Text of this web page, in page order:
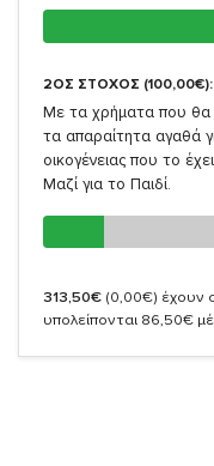
2ΟΣ ΣΤΟΧΟΣ (100,00€):
Με τα χρήματα που
τα απαραίτητα αγαθά
οικογένειας που το
Μαζί για το Παιδί.
313,50€ (0,00€) έχουν
υπολείπονται 86,50€